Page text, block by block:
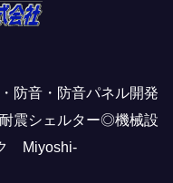
防音・防音パネル開発
震シェルター◎機械設
Miyoshi-